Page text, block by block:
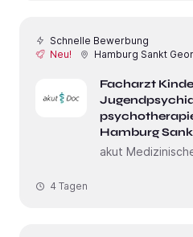
Schnelle Bewerbung
Neu!
Hamburg Sankt
Facharzt
Hamburg
akut
4 Tagen